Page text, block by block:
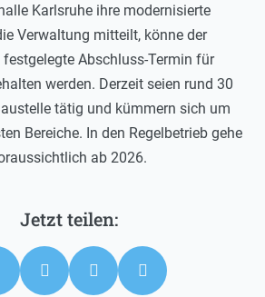
Karlsruhe ihre modernisierte
Verwaltung mitteilt, könne der
Abschluss-Termin für
werden. Derzeit seien rund 30
tätig und kümmern sich um
Bereiche. In den Regelbetrieb gehe
ab 2026.